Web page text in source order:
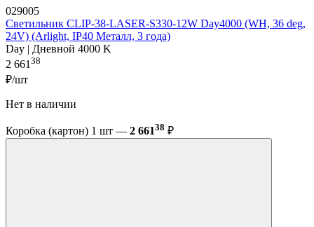
029005
Светильник CLIP-38-LASER-S330-12W Day4000 (WH, 36 deg,
24V) (Arlight, IP40 Металл, 3 года)
Day | Дневной 4000 K
2 66138
₽/шт
Нет в наличии
Коробка (картон) 1 шт — 2 66138 ₽